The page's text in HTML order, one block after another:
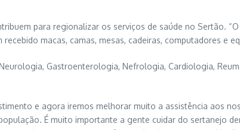
para regionalizar os serviços de saúde no Sertão.
macas, camas, mesas, cadeiras, computadores e
Gastroenterologia, Nefrologia, Cardiologia,
e agora iremos melhorar muito a assistência aos
É muito importante a gente cuidar do sertanejo